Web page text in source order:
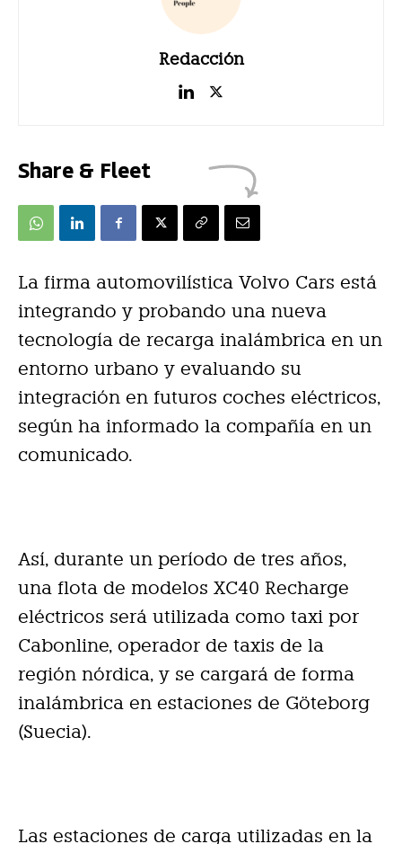
Redacción
Share & Fleet
La firma automovilística Volvo Cars está
integrando y probando una nueva
tecnología de recarga inalámbrica en un
entorno urbano y evaluando su
integración en futuros coches eléctricos,
según ha informado la compañía en un
comunicado.
Así, durante un período de tres años,
una flota de modelos XC40 Recharge
eléctricos será utilizada como taxi por
Cabonline, operador de taxis de la
región nórdica, y se cargará de forma
inalámbrica en estaciones de Göteborg
(Suecia).
Las estaciones de carga utilizadas en la